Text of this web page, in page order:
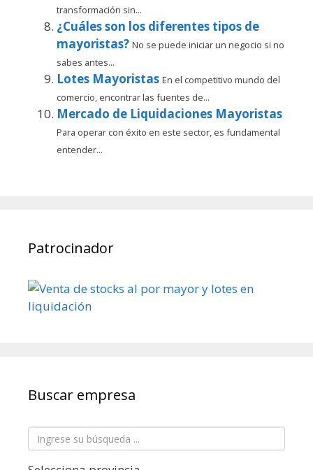
transformación sin...
¿Cuáles son los diferentes tipos de
mayoristas? No se puede iniciar un negocio si no
sabes antes...
Lotes Mayoristas En el competitivo mundo del
comercio, encontrar las fuentes de...
Mercado de Liquidaciones Mayoristas
Para operar con éxito en este sector, es fundamental
entender...
Patrocinador
Buscar empresa